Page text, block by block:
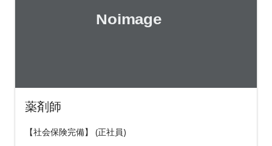
薬剤師
【社会保険完備】 (正社員)